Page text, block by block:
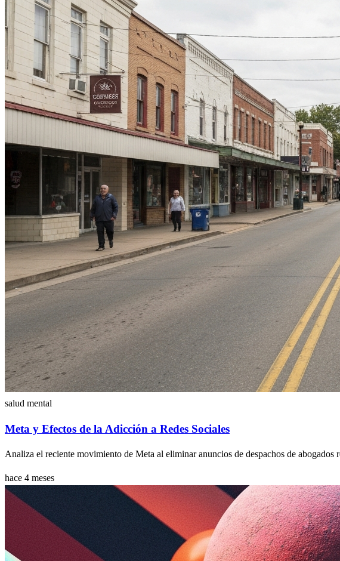
salud mental
Meta y Efectos de la Adicción a Redes Sociales
Analiza el reciente movimiento de Meta al eliminar anuncios de despachos de
hace 4 meses